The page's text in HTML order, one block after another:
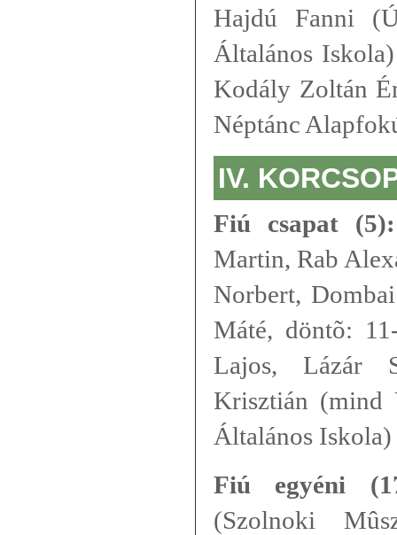
Hajdú Fanni
Általános
Kodály Zoltán
Néptánc
IV.
Fiú csapat (5):
Martin, Rab
Norbert,
Máté, döntõ:
Lajos, Lázár
Krisztián (mind
Általános Iskola)
Fiú egyéni
(Szolnoki